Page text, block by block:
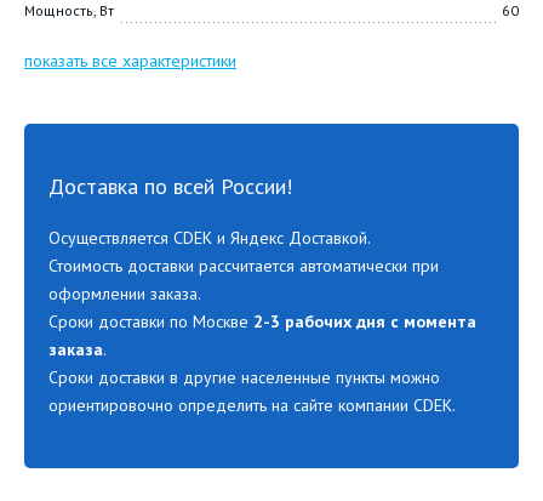
Мощность, Вт
60
показать все характеристики
Доставка по всей России!
Осуществляется CDEK и Яндекс Доставкой.
Стоимость доставки рассчитается автоматически при
оформлении заказа.
Сроки доставки по Москве 2-3 рабочих дня с момента
заказа.
Сроки доставки в другие населенные пункты можно
ориентировочно определить на сайте компании CDEK.